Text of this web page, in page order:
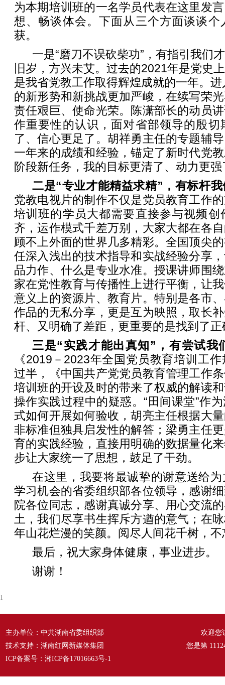
为本期培训班的一名学员代表在这里发
想、畅谈体会。下面从三个方面谈谈个
获。
一是“磨刀不误砍柴功”，有指引我们
旧岁，方兴未艾。过去的2021年是党史
是我省党教工作取得辉煌成就的一年。
的新形势和新挑战更加严峻，在续写荣
责任艰巨、使命光荣。陈潇部长的动员
作重要性的认识，面对省部领导的殷切
了、信心更足了。胡祥勇主任的专题辅
一年来的成绩和经验，锚定了新时代党
阶段新任务，我的目标更清了、动力更强
二是“专业才能精益求精”，有标杆
党教电视片的制作不仅是党员教育工作
培训班的学员大都需要直接参与视频创
齐，运作模式千差万别，大家大都在各
顾不上外面的世界几多精彩。全国顶尖
任深入浅出的技术指导和实战经验分享
品力作、什么是专业水准。授课讲师围
家在党性教育与传播性上进行平衡，让
意义上的资源片、教育片。特别是各市
作品的无私分享，更是互为映照，取长
杆、又明确了差距，更重要的是找到了
三是“实践才能出真知”，有尝试我
《2019－2023年全国党员教育培训工
过半，《中国共产党党员教育管理工作
培训班的开设及时的带来了权威的解读
操作实践过程中的疑惑。“田间课堂”作
式如何开展如何验收，胡亮主任根据大
非标准但独具启发性的解答；梁勇主任
育的实践经验，直接用明确的数据量化
步让大家统一了思想，鼓足了干劲。
在这里，我要将最诚挚的谢意送给
学习机会的省委组织部各位领导，感谢
院各位同志，感谢真诚分享、用心交流
土，我们尽享书生挥斥方遒的意气；在
年山花烂漫的笑颜。阅尽人间花千树，
最后，祝大家身体健康，事业进步。
谢谢！
1
主办单位：中共湖南省委组织部
技术支持：湖南红网新媒体集团
ICP备案号： 湘ICP备17016663号-1
欢迎您
您是第